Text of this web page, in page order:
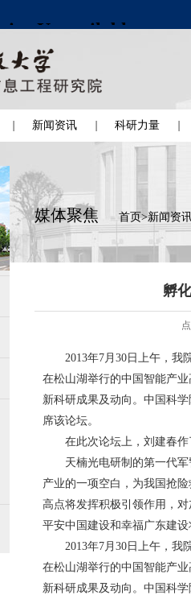
新闻资讯 科研力量
媒体聚焦 首页>新闻资
孵
2013年7月30日上午，我
在松山湖举行的中国智能产
新科研成果及动向。中国科
席该论坛。
在此次论坛上，刘建春
天楠光电研制的第一代
产业的一项空白，为我国抢
高点将发挥积极引领作用，
平安中国建设和幸福广东建
2013年7月30日上午，我
在松山湖举行的中国智能产
新科研成果及动向。中国科